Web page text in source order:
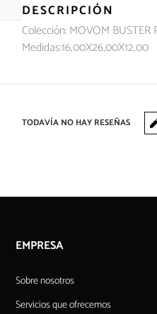
DESCRIPCIÓN
Colección: MOVOM BUSTER
Medidas:16,00X26,00X12,00
TODAVÍA NO HAY RESEÑAS
EMPRESA
Sobre nosotros
Servicios que ofrecemos